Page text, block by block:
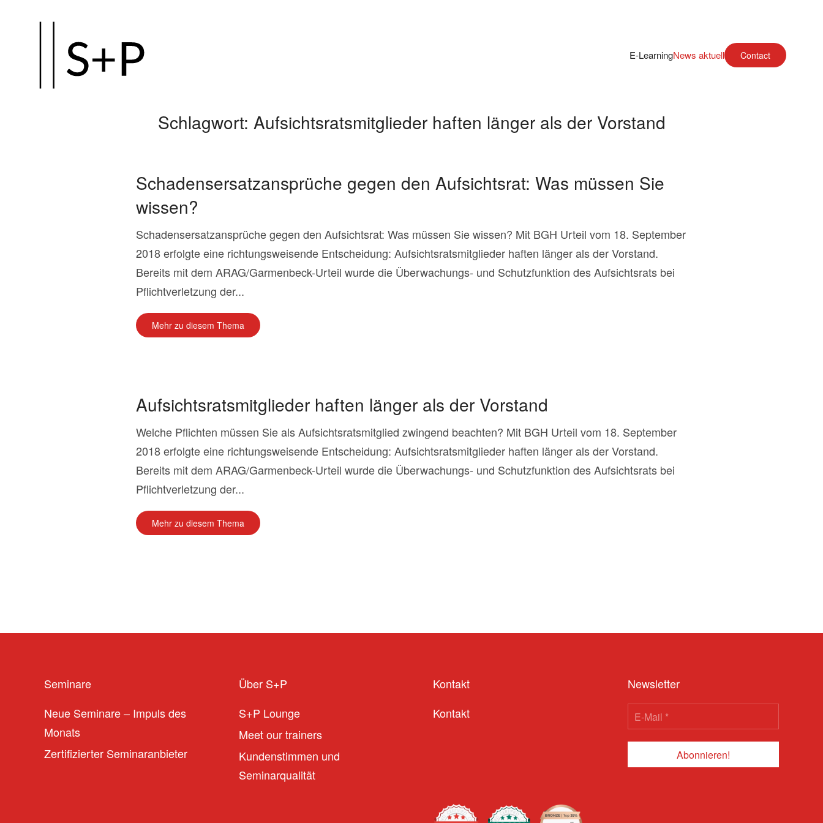
Hauptinhalt
E-LearningNews aktuell Contact
Schlagwort: Aufsichtsratsmitglieder haften länger als der Vorstand
Schadensersatzansprüche gegen den Aufsichtsrat: Was müssen Sie
wissen?
Schadensersatzansprüche gegen den Aufsichtsrat: Was müssen Sie wissen? Mit BGH Urteil vom 18. September
2018 erfolgte eine richtungsweisende Entscheidung: Aufsichtsratsmitglieder haften länger als der Vorstand.
Bereits mit dem ARAG/Garmenbeck-Urteil wurde die Überwachungs- und Schutzfunktion des Aufsichtsrats bei
Pflichtverletzung der...
Mehr zu diesem Thema
Aufsichtsratsmitglieder haften länger als der Vorstand
Welche Pflichten müssen Sie als Aufsichtsratsmitglied zwingend beachten? Mit BGH Urteil vom 18. September
2018 erfolgte eine richtungsweisende Entscheidung: Aufsichtsratsmitglieder haften länger als der Vorstand.
Bereits mit dem ARAG/Garmenbeck-Urteil wurde die Überwachungs- und Schutzfunktion des Aufsichtsrats bei
Pflichtverletzung der...
Mehr zu diesem Thema
Seminare
Neue Seminare – Impuls des
Monats
Zertifizierter Seminaranbieter
Über S+P
S+P Lounge
Meet our trainers
Kundenstimmen und
Seminarqualität
Kontakt
Kontakt
Newsletter